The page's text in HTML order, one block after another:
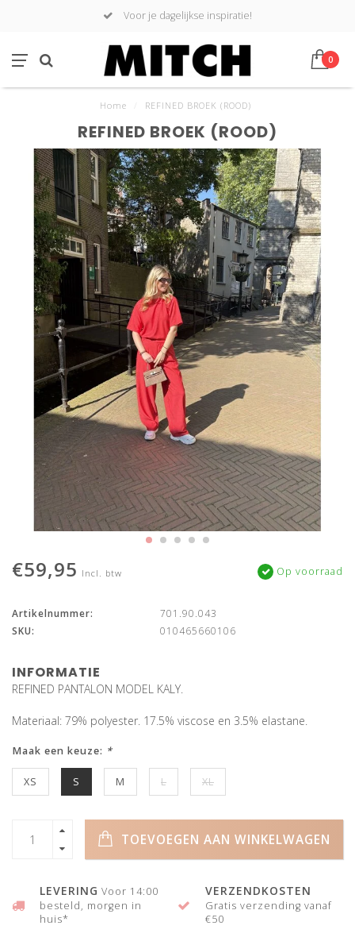
Voor je dagelijkse inspiratie!
0
Home REFINED BROEK (ROOD)
REFINED BROEK (ROOD)
€59,95 Incl. btw Op voorraad
Artikelnummer:
701.90.043
SKU:
010465660106
INFORMATIE
REFINED PANTALON MODEL KALY.
Materiaal: 79% polyester. 17.5% viscose en 3.5% elastane.
Maak een keuze: *
XS S M L XL
TOEVOEGEN AAN WINKELWAGEN
LEVERING Voor 14:00
besteld, morgen in
huis*
VERZENDKOSTEN
Gratis verzending vanaf
€50